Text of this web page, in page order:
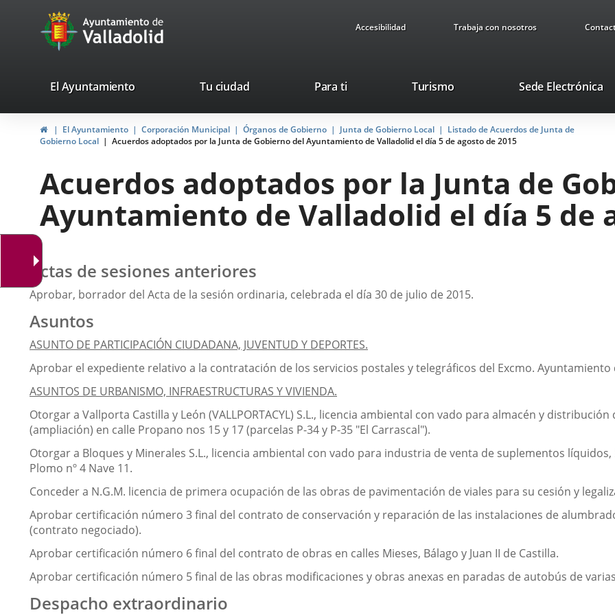
Portal
Web
Ayuntamiento
de
Valladolid
Accesibilidad Trabaja con nosotros
valladolid.es
El Ayuntamiento Tu ciudad Para ti TurismoEste
se
abrirá
en
ventana
nueva.
Sede Electrónica
InicioEl Ayuntamiento Corporación Municipal Órganos de Gobierno Junta de Gobierno Local
Listado de Acuerdos de Junta de
Gobierno Local
Acuerdos adoptados por la Junta de Gobierno del Ayuntamiento de Valladolid el día 5 de agosto de 2015
Acuerdos adoptados por la Junta de
Ayuntamiento de Valladolid el día 5 de
Actas de sesiones anteriores
Aprobar, borrador del Acta de la sesión ordinaria, celebrada el día 30 de julio de 2015.
Asuntos
ASUNTO DE PARTICIPACIÓN CIUDADANA, JUVENTUD Y DEPORTES.
Aprobar el expediente relativo a la contratación de los servicios postales y telegráficos del Excmo. Ayuntamiento
ASUNTOS DE URBANISMO, INFRAESTRUCTURAS Y VIVIENDA.
Otorgar a Vallporta Castilla y León (VALLPORTACYL) S.L., licencia ambiental con vado para almacén y
(ampliación) en calle Propano nos 15 y 17 (parcelas P-34 y P-35 "El Carrascal").
Otorgar a Bloques y Minerales S.L., licencia ambiental con vado para industria de venta de suplementos
Plomo nº 4 Nave 11.
Conceder a N.G.M. licencia de primera ocupación de las obras de pavimentación de viales para su cesión y
Aprobar certificación número 3 final del contrato de conservación y reparación de las instalaciones de
(contrato negociado).
Aprobar certificación número 6 final del contrato de obras en calles Mieses, Bálago y Juan II de Castilla.
Aprobar certificación número 5 final de las obras modificaciones y obras anexas en paradas de autobús de
Despacho extraordinario